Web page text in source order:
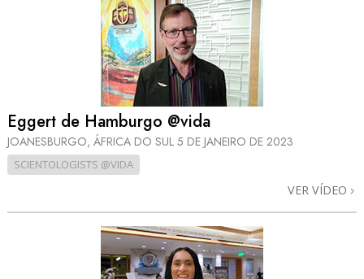
Eggert de Hamburgo @vida
JOANESBURGO, ÁFRICA DO SUL 5 DE JANEIRO DE 2023
SCIENTOLOGISTS @VIDA
VER VÍDEO